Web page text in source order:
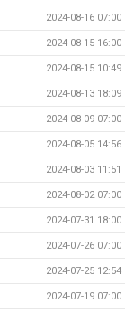
2024-08-16 07:00
2024-08-15 16:00
2024-08-15 10:49
2024-08-13 18:09
2024-08-09 07:00
2024-08-05 14:56
2024-08-03 11:51
2024-08-02 07:00
2024-07-31 18:00
2024-07-26 07:00
2024-07-25 12:54
2024-07-19 07:00